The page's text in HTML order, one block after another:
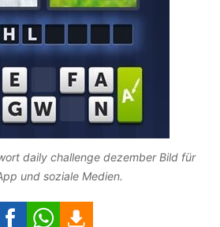
daily challenge dezember Bild für
und soziale Medien.